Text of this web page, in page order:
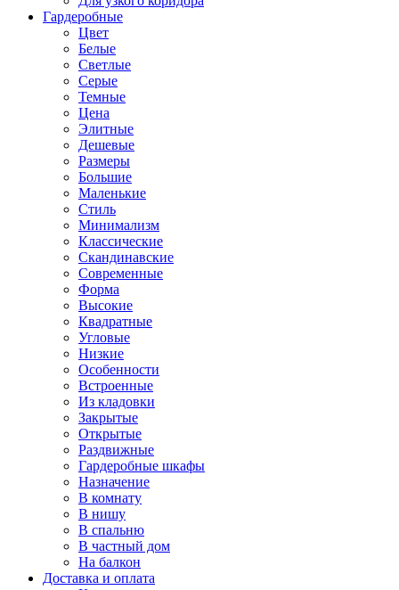
Гардеробные
Цвет
Белые
Светлые
Серые
Темные
Цена
Элитные
Дешевые
Размеры
Большие
Маленькие
Стиль
Минимализм
Классические
Скандинавские
Современные
Форма
Высокие
Квадратные
Угловые
Низкие
Особенности
Встроенные
Из кладовки
Закрытые
Открытые
Раздвижные
Гардеробные шкафы
Назначение
В комнату
В нишу
В спальню
В частный дом
На балкон
Доставка и оплата